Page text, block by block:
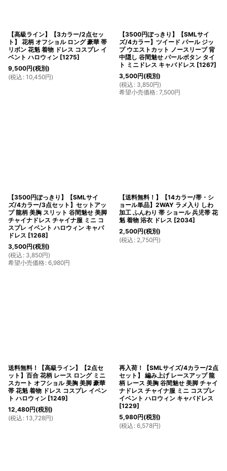
【高級ライン】【3カラー/2点セッ
ト】 花柄 オフショル ロング 豪華 帯
リボン 花魁 着物 ドレス コスプレ イ
ベント ハロウィン [1275]
9,500円(税別)
(税込 : 10,450円)
【3500円ぽっきり】【SMLサイ
ズ/4カラー】ツイード パール ジッ
プ ウエストカット ノースリーブ 背
中隠し 谷間魅せ パールボタン タイ
ト ミニドレス キャバドレス [1267]
3,500円(税別)
(税込 : 3,850円)
希望小売価格: 7,500円
【3500円ぽっきり】【SMLサイ
ズ/4カラー/3点セット】セットアッ
プ 龍柄 美胸 スリット 谷間魅せ 美脚
チャイナドレス チャイナ服 ミニ コ
スプレ イベント ハロウィン キャバ
ドレス [1268]
3,500円(税別)
(税込 : 3,850円)
希望小売価格: 6,980円
【送料無料！】【14カラー/帯・シ
ョール単品】2WAY ラメ入り しわ
加工 ふんわり 帯 ショール 兵児帯 花
魁 着物 浴衣 ドレス [2034]
2,500円(税別)
(税込 : 2,750円)
送料無料！【高級ライン】【2点セ
ット】百合 花柄 レース ロング ミニ
スカート オフショル 美胸 美脚 豪華
帯 花魁 着物 ドレス コスプレ イベン
ト ハロウィン [1249]
12,480円(税別)
(税込 : 13,728円)
再入荷！【SMLサイズ/4カラー/2点
セット】 編み上げ レースアップ 龍
柄 レース 美胸 谷間魅せ 美脚 チャイ
ナドレス チャイナ服 ミニ コスプレ
イベント ハロウィン キャバドレス
[1229]
5,980円(税別)
(税込 : 6,578円)